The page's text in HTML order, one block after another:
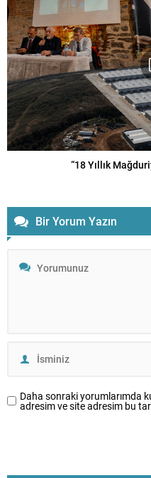
“18 Yıllık
Bir Yorum Yazın
Daha sonraki yorumlarımda
adresim ve site adresim bu